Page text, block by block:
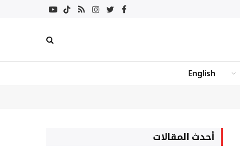
فيسبوكتويترانستغرامRSSتيكتوكيوتيوب
English
أحدث المقالات